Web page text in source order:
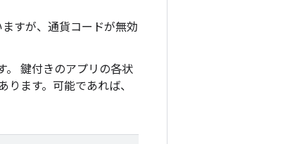
すが、通貨コードが無効
。 鍵付きのアプリの各状
ます。可能であれば、